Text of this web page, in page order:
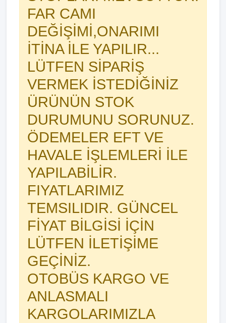
FAR CAMI
DEĞİŞİMİ,ONARIMI
İTİNA İLE YAPILIR...
LÜTFEN SİPARİŞ
VERMEK İSTEDİĞİNİZ
ÜRÜNÜN STOK
DURUMUNU SORUNUZ.
ÖDEMELER EFT VE
HAVALE İŞLEMLERİ İLE
YAPILABİLİR.
FIYATLARIMIZ
TEMSILIDIR. GÜNCEL
FİYAT BİLGİSİ İÇİN
LÜTFEN İLETİŞİME
GEÇİNİZ.
OTOBÜS KARGO VE
ANLASMALI
KARGOLARIMIZLA